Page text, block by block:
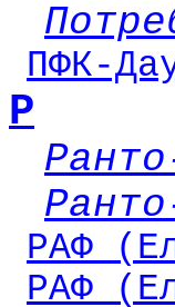
ПФК-
Р
РАФ
РАФ